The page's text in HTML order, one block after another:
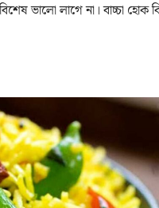
ভালো লাগে না। বাচ্চা হোক